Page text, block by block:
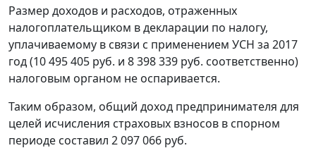
Размер доходов и расходов, отраженных
налогоплательщиком в декларации по налогу,
уплачиваемому в связи с применением УСН за 2017
год (10 495 405 руб. и 8 398 339 руб. соответственно)
налоговым органом не оспаривается.
Таким образом, общий доход предпринимателя для
целей исчисления страховых взносов в спорном
периоде составил 2 097 066 руб.